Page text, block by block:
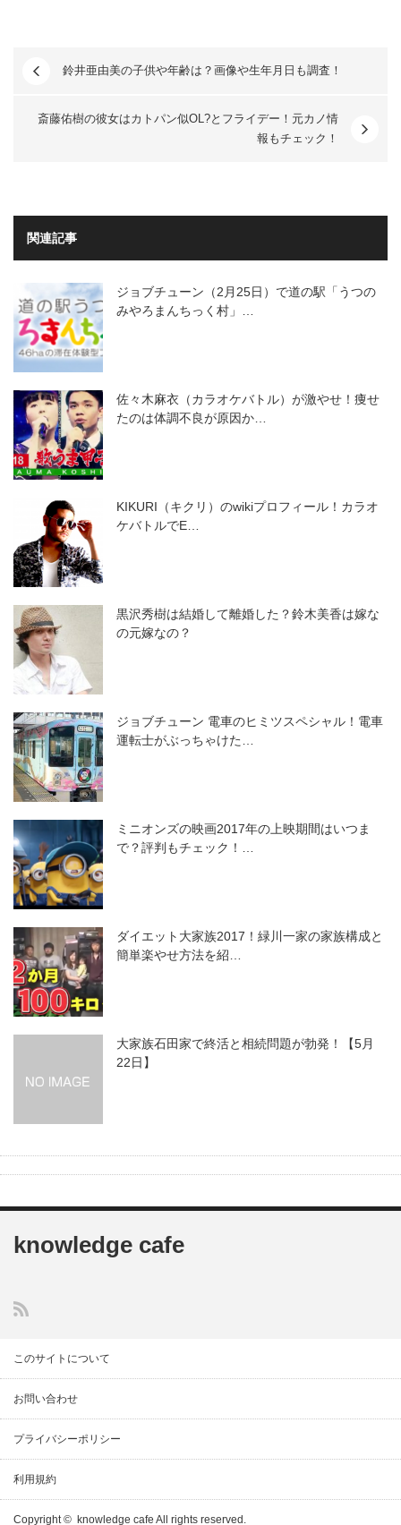
鈴井亜由美の子供や年齢は？画像や生年月日も調査！
斎藤佑樹の彼女はカトパン似OL?とフライデー！元カノ情
報もチェック！
関連記事
ジョブチューン（2月25日）で道の駅「うつの
みやろまんちっく村」…
佐々木麻衣（カラオケバトル）が激やせ！痩せ
たのは体調不良が原因か…
KIKURI（キクリ）のwikiプロフィール！カラオ
ケバトルでE…
黒沢秀樹は結婚して離婚した？鈴木美香は嫁な
の元嫁なの？
ジョブチューン 電車のヒミツスペシャル！電車
運転士がぶっちゃけた…
ミニオンズの映画2017年の上映期間はいつま
で？評判もチェック！…
ダイエット大家族2017！緑川一家の家族構成と
簡単楽やせ方法を紹…
大家族石田家で終活と相続問題が勃発！【5月
22日】
knowledge cafe
このサイトについて
お問い合わせ
プライバシーポリシー
利用規約
Copyright © knowledge cafe All rights reserved.